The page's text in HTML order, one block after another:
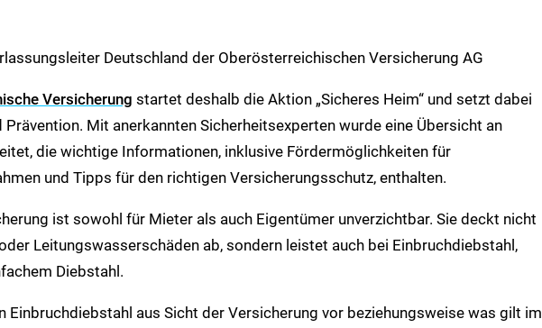
Deutschland der Oberösterreichischen Versicherung AG
Versicherung startet deshalb die Aktion „Sicheres Heim“ und setzt dabei
Prävention. Mit anerkannten Sicherheitsexperten wurde eine Übersicht an
die wichtige Informationen, inklusive Fördermöglichkeiten für
und Tipps für den richtigen Versicherungsschutz, enthalten.
ist sowohl für Mieter als auch Eigentümer unverzichtbar. Sie deckt nicht
Leitungswasserschäden ab, sondern leistet auch bei Einbruchdiebstahl,
Diebstahl.
Einbruchdiebstahl aus Sicht der Versicherung vor beziehungsweise was gilt im